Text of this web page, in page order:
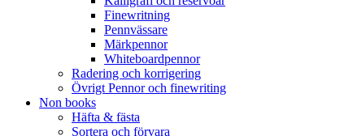
Finewritning
Pennvässare
Märkpennor
Whiteboardpennor
Radering och korrigering
Övrigt Pennor och finewriting
Non books
Häfta & fästa
Sortera och förvara